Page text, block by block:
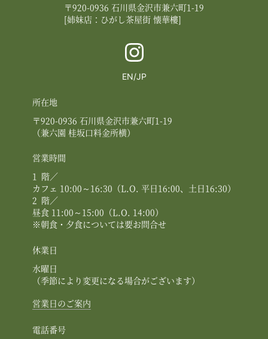
〒920-0936 石川県金沢市兼六町1-19
[姉妹店：ひがし茶屋街 懐華樓]
EN英
り
JP日
所在地
〒920-0936 石川県金沢市兼六町1-19
（兼六園 桂坂口料金所横）
営業時間
1 階／
カフェ 10:00～16:30（L.O. 平日16:00、土日16:30）
2 階／
昼食 11:00～15:00（L.O. 14:00）
※朝食・夕食については要お問合せ
休業日
水曜日
（季節により変更になる場合がございます）
営業日のご案内
電話番号